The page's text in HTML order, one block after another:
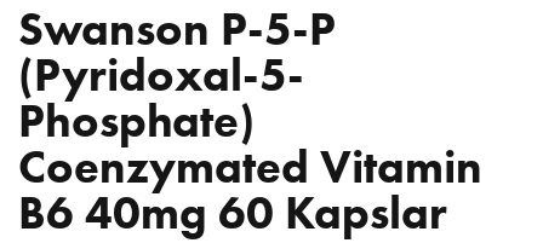
Swanson P-5-P
(Pyridoxal-5-
Phosphate)
Coenzymated Vitamin
B6 40mg 60 Kapslar